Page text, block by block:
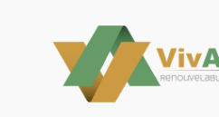
contenu